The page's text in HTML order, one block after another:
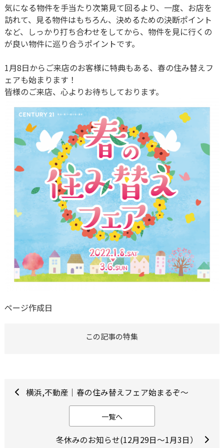
気になる物件を手当たり次第見て回るより、一度、お店を
訪れて、見る物件はもちろん、決めるための決断ポイント
など、しっかり打ち合わせをしてから、物件を見に行くの
が良い物件に巡り合うポイントです。
1月8日からご来店のお客様に特典もある、春の住み替えフ
ェアも始まります！
皆様のご来店、心よりお待ちしております。
ページ作成日
この記事の特集
横浜,不動産｜春の住み替えフェア始まるぞ～
一覧へ
冬休みのお知らせ(12月29日～1月3日）